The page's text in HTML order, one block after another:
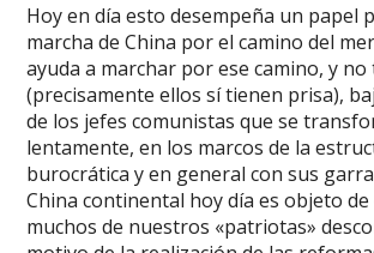
Hoy en día esto desempeña un papel
marcha de China por el camino del
ayuda a marchar por ese camino, y
(precisamente ellos sí tienen prisa),
de los jefes comunistas que se
lentamente, en los marcos de la
burocrática y en general con sus
China continental hoy día es objeto
muchos de nuestros «patriotas»